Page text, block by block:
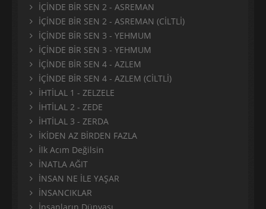
İÇİNDE BİR SEN 2 - ASREMAN
İÇİNDE BİR SEN 2 - ASREMAN (CİLTLİ)
İÇİNDE BİR SEN 3 - YEHMUM
İÇİNDE BİR SEN 3 - YEHMUM
İÇİNDE BİR SEN 4 - AZLEM
İÇİNDE BİR SEN 4 - AZLEM (CİLTLİ)
İHTİLAL 1 - ZELZELE
İHTİLAL 2 - ZEDE
İHTİLAL 3 - ZERDA
İKİDEN AZ BİRDEN FAZLA
İlk Acım Değilsin
İNATLA AĞIT
İNSAN NE İLE YAŞAR
İNSANCIKLAR
İnsanların Dünyası